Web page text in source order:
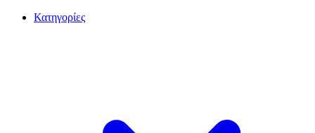
Κατηγορίες